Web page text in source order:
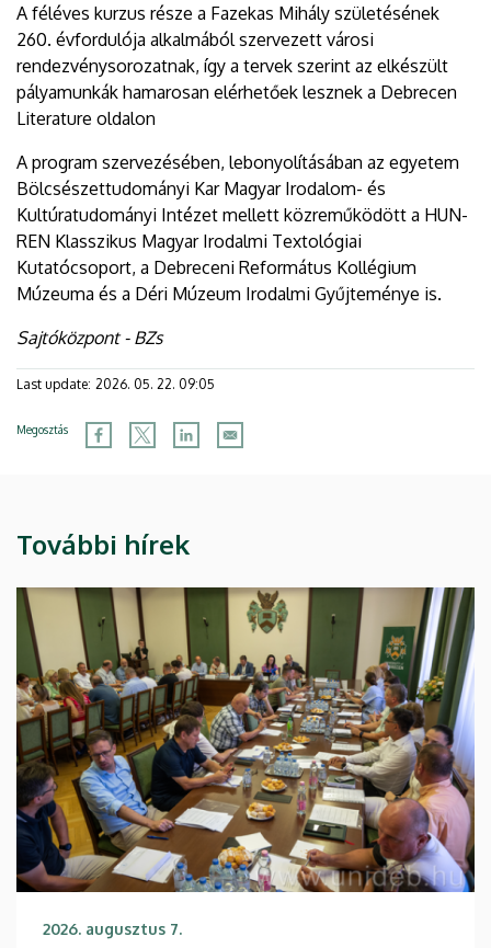
A féléves kurzus része a Fazekas Mihály születésének
260. évfordulója alkalmából szervezett városi
rendezvénysorozatnak, így a tervek szerint az elkészült
pályamunkák hamarosan elérhetőek lesznek a Debrecen
Literature oldalon
A program szervezésében, lebonyolításában az egyetem
Bölcsészettudományi Kar Magyar Irodalom- és
Kultúratudományi Intézet mellett közreműködött a HUN-
REN Klasszikus Magyar Irodalmi Textológiai
Kutatócsoport, a Debreceni Református Kollégium
Múzeuma és a Déri Múzeum Irodalmi Gyűjteménye is.
Sajtóközpont - BZs
Last update: 2026. 05. 22. 09:05
Megosztás
További hírek
2026. augusztus 7.